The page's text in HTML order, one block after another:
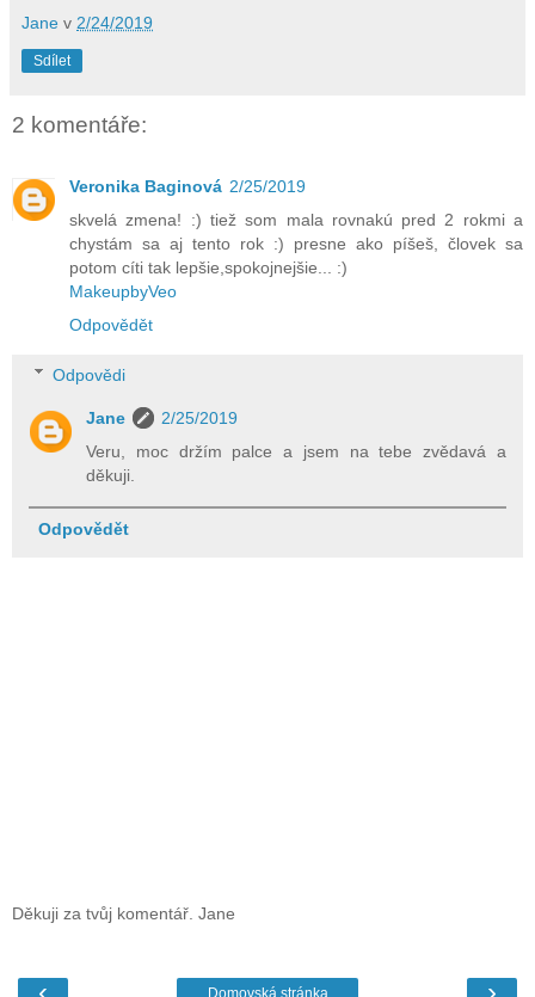
Jane v 2/24/2019
Sdílet
2 komentáře:
Veronika Baginová 2/25/2019
skvelá zmena! :) tiež som mala rovnakú pred 2 rokmi a
chystám sa aj tento rok :) presne ako píšeš, človek sa
potom cíti tak lepšie,spokojnejšie... :)
MakeupbyVeo
Odpovědět
Odpovědi
Jane
2/25/2019
Veru, moc držím palce a jsem na tebe zvědavá a
děkuji.
Odpovědět
Děkuji za tvůj komentář. Jane